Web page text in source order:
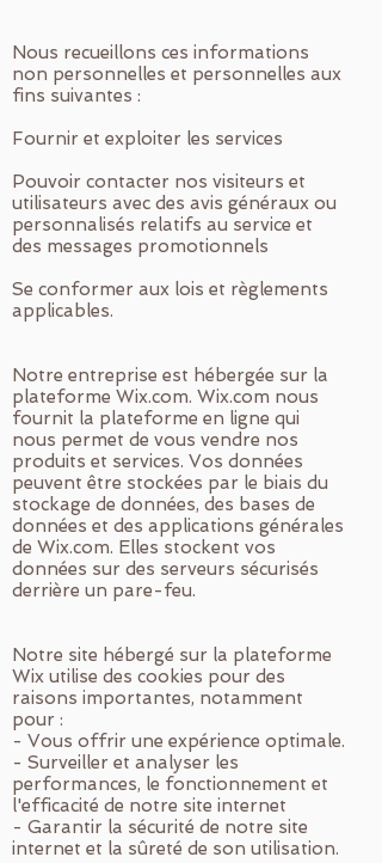
Nous recueillons ces informations
non personnelles et personnelles aux
fins suivantes :
Fournir et exploiter les services
Pouvoir contacter nos visiteurs et
utilisateurs avec des avis généraux ou
personnalisés relatifs au service et
des messages promotionnels
Se conformer aux lois et règlements
applicables.
Notre entreprise est hébergée sur la
plateforme Wix.com. Wix.com nous
fournit la plateforme en ligne qui
nous permet de vous vendre nos
produits et services. Vos données
peuvent être stockées par le biais du
stockage de données, des bases de
données et des applications générales
de Wix.com. Elles stockent vos
données sur des serveurs sécurisés
derrière un pare-feu.
Notre site hébergé sur la plateforme
Wix utilise des cookies pour des
raisons importantes, notamment
pour :
- Vous offrir une expérience optimale.
- Surveiller et analyser les
performances, le fonctionnement et
l'efficacité de notre site internet
- Garantir la sécurité de notre site
internet et la sûreté de son utilisation.